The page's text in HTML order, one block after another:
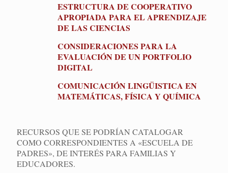
ESTRUCTURA DE COOPERATIVO
APROPIADA PARA EL APRENDIZAJE
DE LAS CIENCIAS
CONSIDERACIONES PARA LA
EVALUACIÓN DE UN PORTFOLIO
DIGITAL
COMUNICACIÓN LINGÜISTICA EN
MATEMÁTICAS, FÍSICA Y QUÍMICA
RECURSOS QUE SE PODRÍAN CATALOGAR
COMO CORRESPONDIENTES A «ESCUELA DE
PADRES», DE INTERÉS PARA FAMILIAS Y
EDUCADORES.